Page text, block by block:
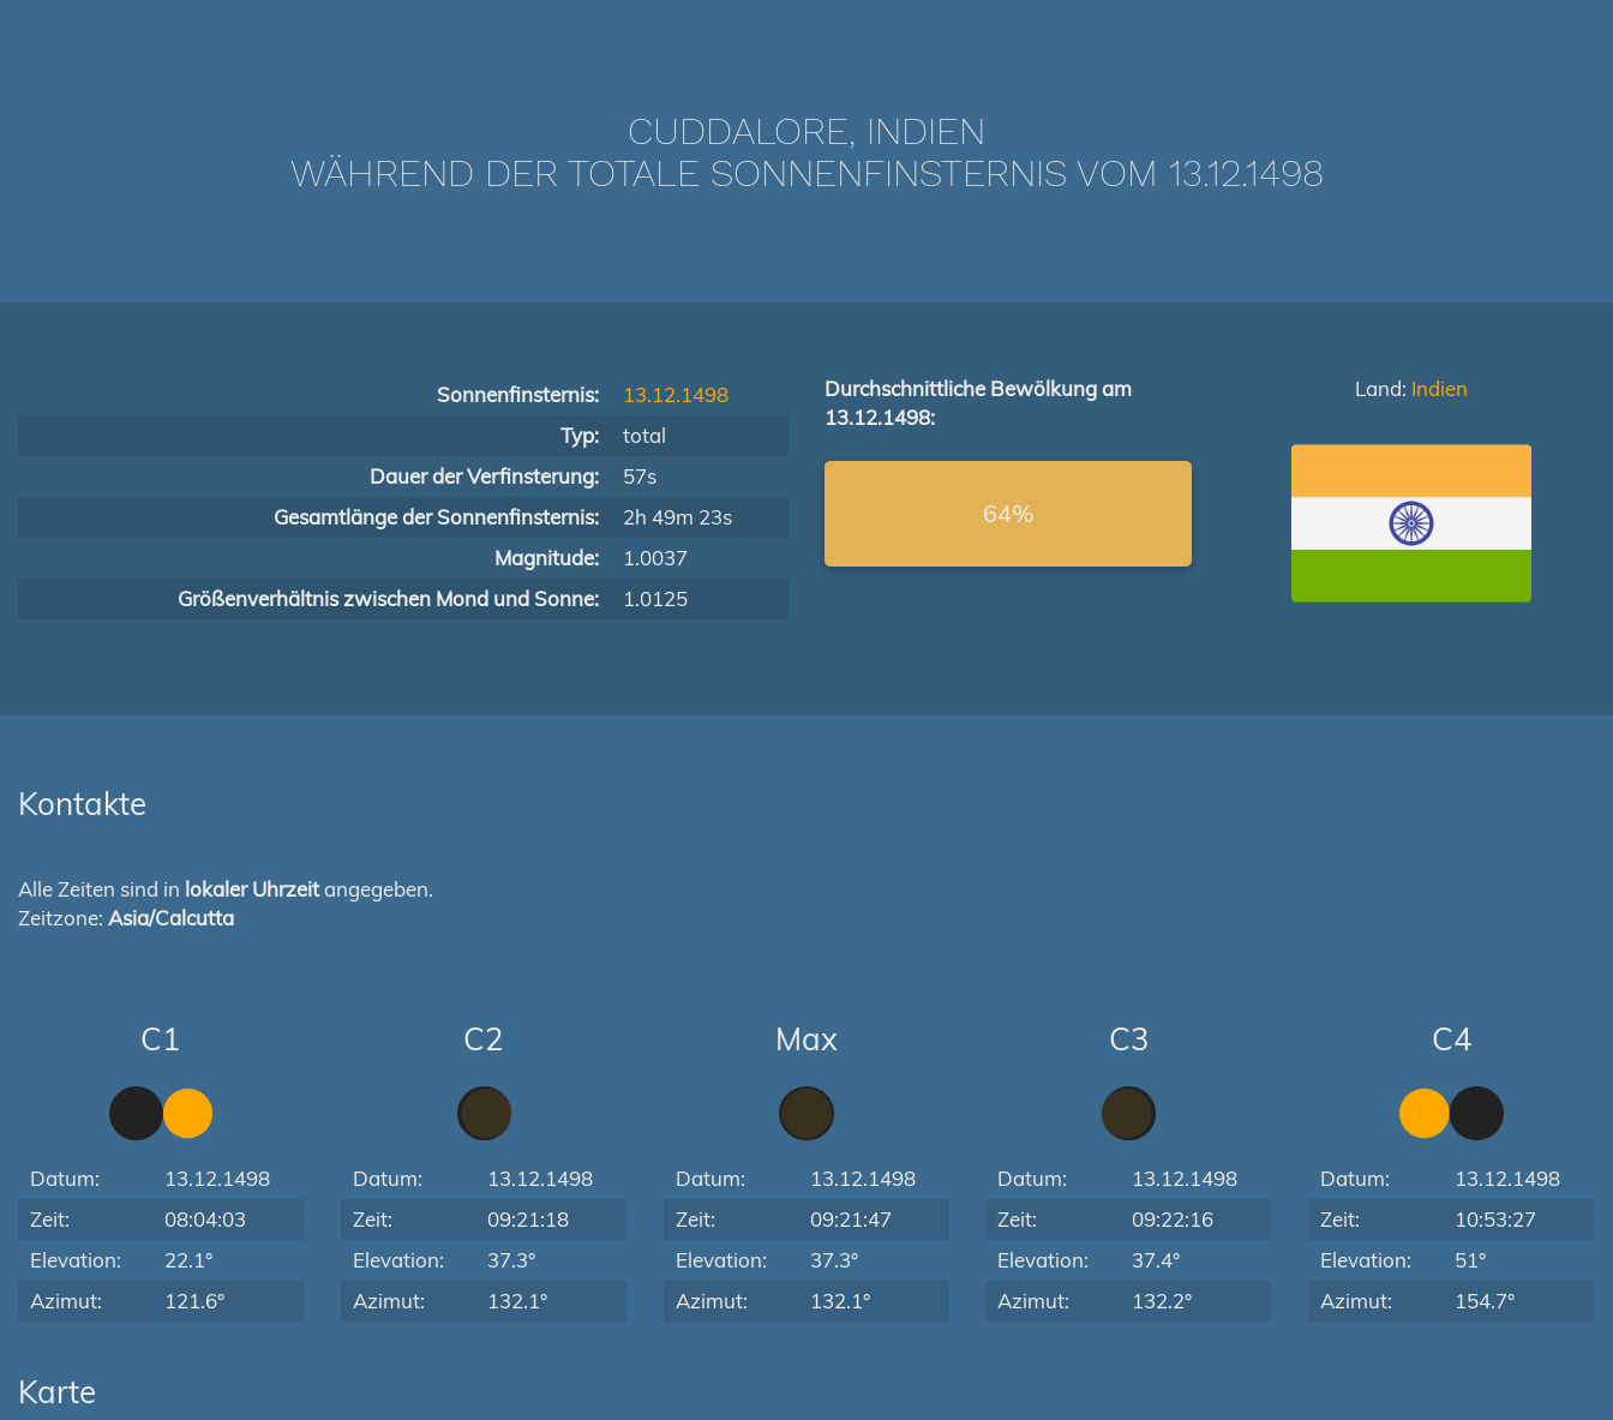
CUDDALORE, INDIEN
WÄHREND DER TOTALE SONNENFINSTERNIS VOM 13.12.1498
Sonnenfinsternis:
13.12.1498
Typ:
total
Dauer der Verfinsterung:
57s
Gesamtlänge der Sonnenfinsternis:
2h 49m 23s
Magnitude:
1.0037
Größenverhältnis zwischen Mond und Sonne:
1.0125
Durchschnittliche Bewölkung am
13.12.1498:
64%
Land: Indien
Kontakte
Alle Zeiten sind in lokaler Uhrzeitangegeben.
Zeitzone: Asia/Calcutta
C1
Datum:
13.12.1498
Zeit:
08:04:03
Elevation:
22.1°
Azimut:
121.6°
C2
Datum:
13.12.1498
Zeit:
09:21:18
Elevation:
37.3°
Azimut:
132.1°
Max
Datum:
13.12.1498
Zeit:
09:21:47
Elevation:
37.3°
Azimut:
132.1°
C3
Datum:
13.12.1498
Zeit:
09:22:16
Elevation:
37.4°
Azimut:
132.2°
C4
Datum:
13.12.1498
Zeit:
10:53:27
Elevation:
51°
Azimut:
154.7°
Karte